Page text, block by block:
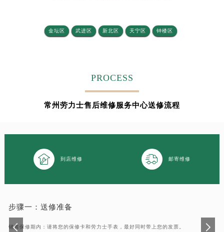
金坛区 武进区 新北区 天宁区 钟楼区
PROCESS
常州劳力士售后维修服务中心送修流程
 到店维修  邮寄维修
步骤一： 送修准备
销售保修期内：请将您的保修卡和劳力士手表，最好同时带上您的发票。